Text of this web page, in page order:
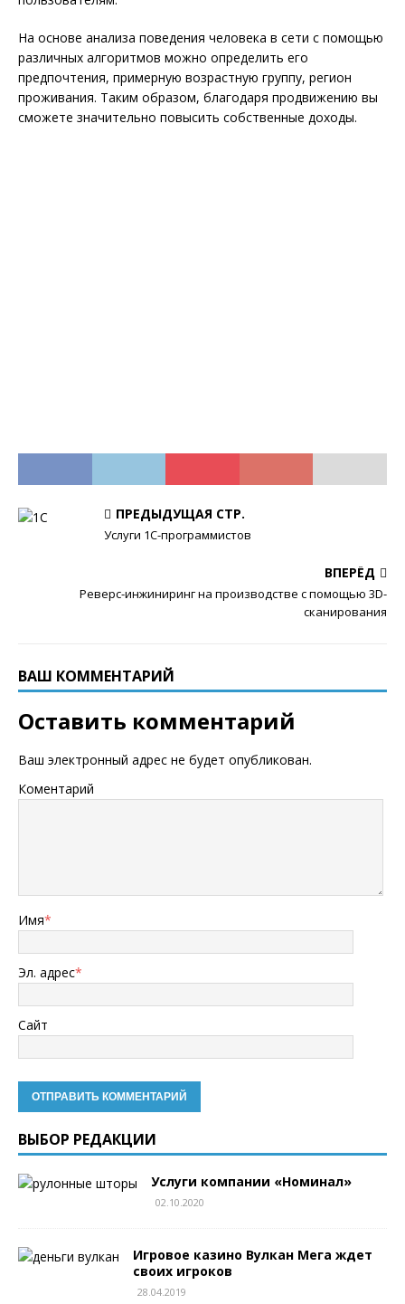
На основе анализа поведения человека в сети с помощью
различных алгоритмов можно определить его
предпочтения, примерную возрастную группу, регион
проживания. Таким образом, благодаря продвижению вы
сможете значительно повысить собственные доходы.
ПРЕДЫДУЩАЯ СТР.
Услуги 1С-программистов
ВПЕРЁД
Реверс-инжиниринг на производстве с помощью 3D-
сканирования
ВАШ КОММЕНТАРИЙ
Оставить комментарий
Ваш электронный адрес не будет опубликован.
Коментарий
Имя*
Эл. адрес*
Сайт
ВЫБОР РЕДАКЦИИ
Услуги компании «Номинал»
02.10.2020
Игровое казино Вулкан Мега ждет
своих игроков
28.04.2019